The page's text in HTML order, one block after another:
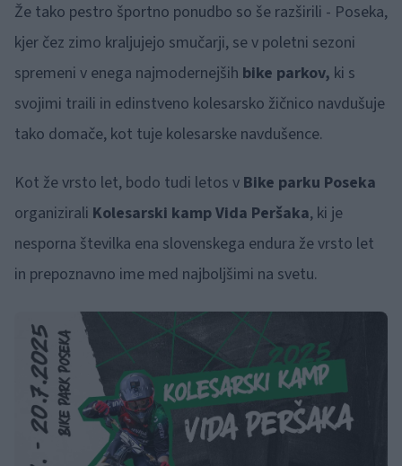
Že tako pestro športno ponudbo so še razširili - Poseka,
kjer čez zimo kraljujejo smučarji, se v poletni sezoni
spremeni v enega najmodernejših bike parkov, ki s
svojimi traili in edinstveno kolesarsko žičnico navdušuje
tako domače, kot tuje kolesarske navdušence.
Kot že vrsto let, bodo tudi letos v Bike parku Poseka
organizirali Kolesarski kamp Vida Peršaka, ki je
nesporna številka ena slovenskega endura že vrsto let
in prepoznavno ime med najboljšimi na svetu.